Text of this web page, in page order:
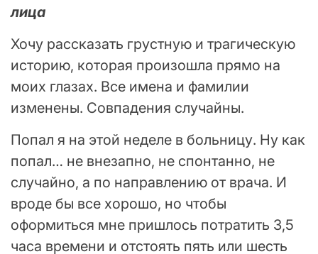
лица
Хочу рассказать грустную и трагическую
историю, которая произошла прямо на
моих глазах. Все имена и фамилии
изменены. Совпадения случайны.
Попал я на этой неделе в больницу. Ну как
попал… не внезапно, не спонтанно, не
случайно, а по направлению от врача. И
вроде бы все хорошо, но чтобы
оформиться мне пришлось потратить 3,5
часа времени и отстоять пять или шесть